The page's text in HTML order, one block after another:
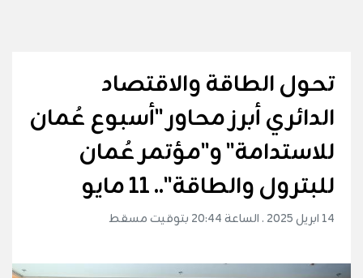
تحول الطاقة والاقتصاد
الدائري أبرز محاور "أسبوع عُمان
للاستدامة" و"مؤتمر عُمان
للبترول والطاقة".. 11 مايو
14 ابريل 2025 . الساعة 20:44 بتوقيت مسقط